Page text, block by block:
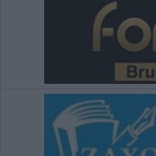
7 Αυγούστου 2026, 18:20
Συμμαχία Υπέρ
κόστος, τους
φορέα
δεξαμενών της
Κουρέτα
7 Αυγούστου 2026, 18:00